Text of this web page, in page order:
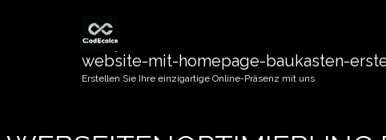
website-mit-homepage-baukasten-
Erstellen Sie Ihre einzigartige Online-Präsenz mit uns